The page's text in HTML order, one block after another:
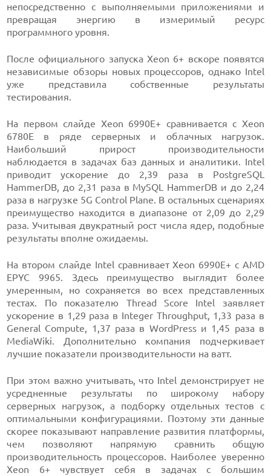
непосредственно с выполняемыми приложениями и
превращая энергию в измеримый ресурс
программного уровня.
После официального запуска Xeon 6+ вскоре появятся
независимые обзоры новых процессоров, однако Intel
уже представила собственные результаты
тестирования.
На первом слайде Xeon 6990E+ сравнивается с Xeon
6780E в ряде серверных и облачных нагрузок.
Наибольший прирост производительности
наблюдается в задачах баз данных и аналитики. Intel
приводит ускорение до 2,39 раза в PostgreSQL
HammerDB, до 2,31 раза в MySQL HammerDB и до 2,24
раза в нагрузке 5G Control Plane. В остальных сценариях
преимущество находится в диапазоне от 2,09 до 2,29
раза. Учитывая двукратный рост числа ядер, подобные
результаты вполне ожидаемы.
На втором слайде Intel сравнивает Xeon 6990E+ с AMD
EPYC 9965. Здесь преимущество выглядит более
умеренным, но сохраняется во всех представленных
тестах. По показателю Thread Score Intel заявляет
ускорение в 1,29 раза в Integer Throughput, 1,33 раза в
General Compute, 1,37 раза в WordPress и 1,45 раза в
MediaWiki. Дополнительно компания подчеркивает
лучшие показатели производительности на ватт.
При этом важно учитывать, что Intel демонстрирует не
усредненные результаты по широкому набору
серверных нагрузок, а подборку отдельных тестов с
оптимальными конфигурациями. Поэтому эти данные
скорее показывают направление развития платформы,
чем позволяют напрямую сравнить общую
производительность процессоров. Наиболее уверенно
Xeon 6+ чувствует себя в задачах с большим